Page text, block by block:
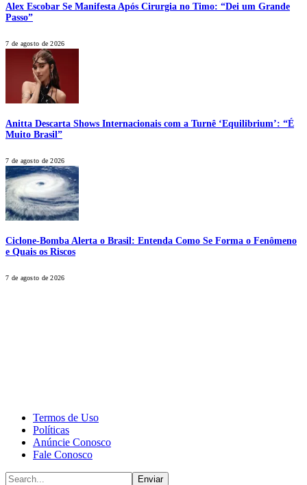
Alex Escobar Se Manifesta Após Cirurgia no Timo: “Dei um Grande
Passo”
7 de agosto de 2026
Anitta Descarta Shows Internacionais com a Turnê ‘Equilibrium’: “É
Muito Brasil”
7 de agosto de 2026
Ciclone-Bomba Alerta o Brasil: Entenda Como Se Forma o Fenômeno
e Quais os Riscos
7 de agosto de 2026
Termos de Uso
Políticas
Anúncie Conosco
Fale Conosco
Enviar